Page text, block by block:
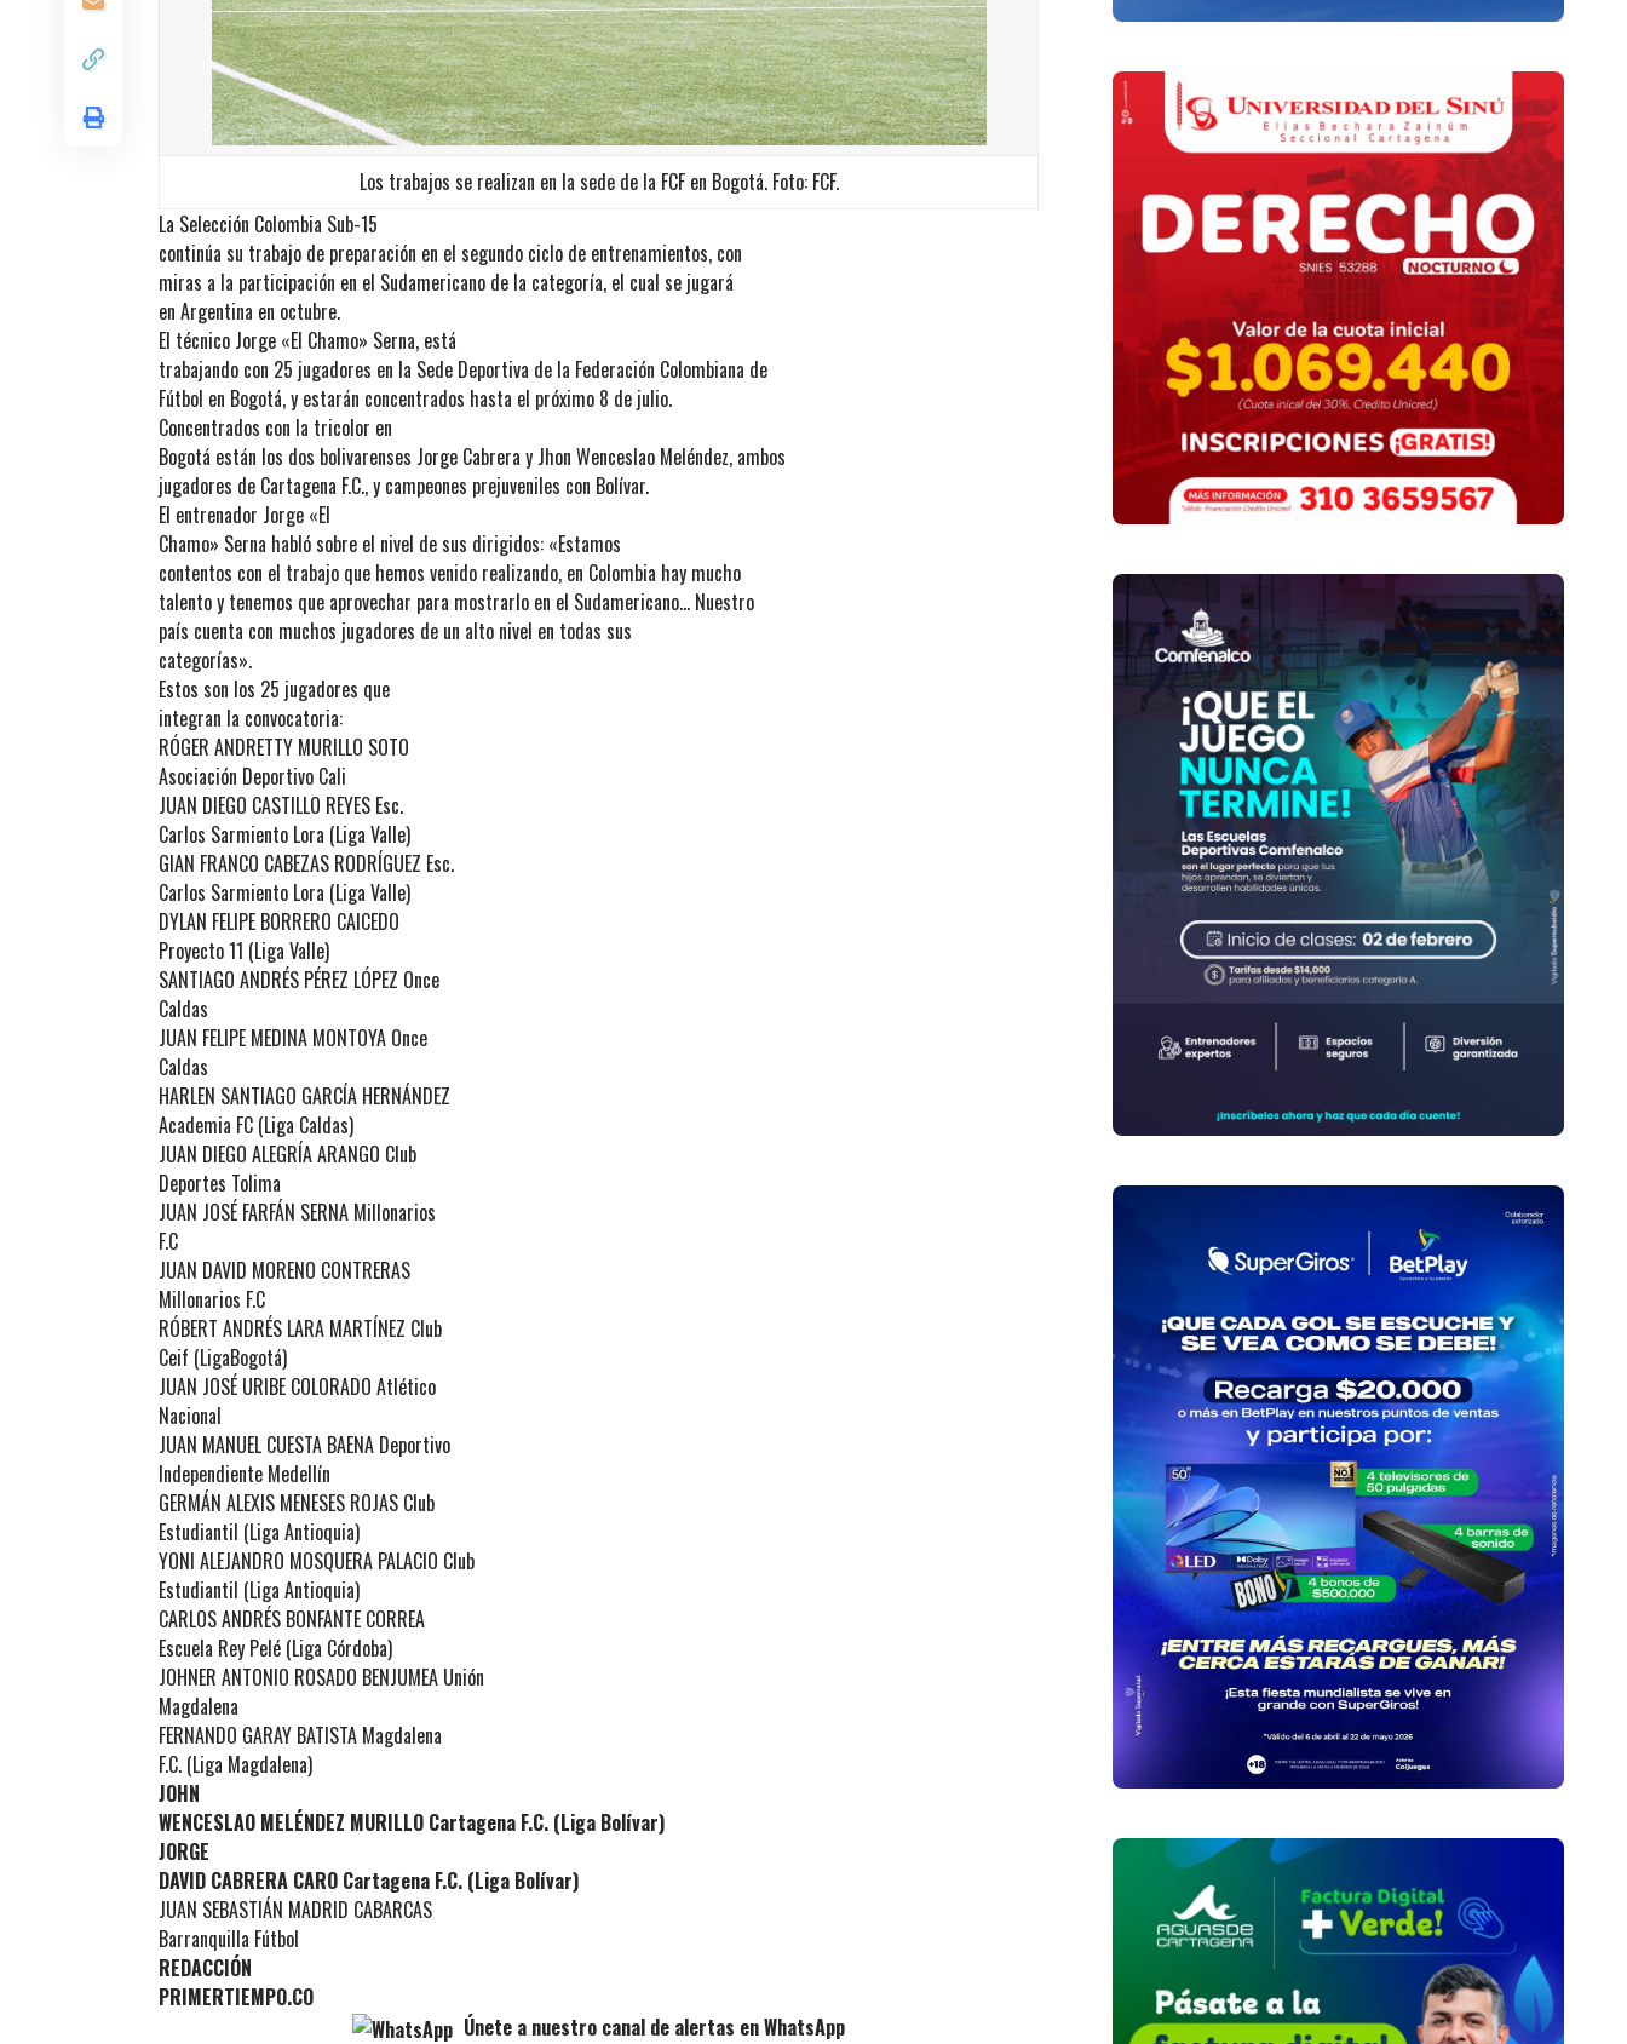
Los trabajos se realizan en la sede de la FCF en Bogotá. Foto: FCF.
La Selección Colombia Sub-15
continúa su trabajo de preparación en el segundo ciclo de entrenamientos, con
miras a la participación en el Sudamericano de la categoría, el cual se jugará
en Argentina en octubre.
El técnico Jorge «El Chamo» Serna, está
trabajando con 25 jugadores en la Sede Deportiva de la Federación Colombiana de
Fútbol en Bogotá, y estarán concentrados hasta el próximo 8 de julio.
Concentrados con la tricolor en
Bogotá están los dos bolivarenses Jorge Cabrera y Jhon Wenceslao Meléndez, ambos
jugadores de Cartagena F.C., y campeones prejuveniles con Bolívar.
El entrenador Jorge «El
Chamo» Serna habló sobre el nivel de sus dirigidos: «Estamos
contentos con el trabajo que hemos venido realizando, en Colombia hay mucho
talento y tenemos que aprovechar para mostrarlo en el Sudamericano… Nuestro
país cuenta con muchos jugadores de un alto nivel en todas sus
categorías».
Estos son los 25 jugadores que
integran la convocatoria:
RÓGER ANDRETTY MURILLO SOTO
Asociación Deportivo Cali
JUAN DIEGO CASTILLO REYES Esc.
Carlos Sarmiento Lora (Liga Valle)
GIAN FRANCO CABEZAS RODRÍGUEZ Esc.
Carlos Sarmiento Lora (Liga Valle)
DYLAN FELIPE BORRERO CAICEDO
Proyecto 11 (Liga Valle)
SANTIAGO ANDRÉS PÉREZ LÓPEZ Once
Caldas
JUAN FELIPE MEDINA MONTOYA Once
Caldas
HARLEN SANTIAGO GARCÍA HERNÁNDEZ
Academia FC (Liga Caldas)
JUAN DIEGO ALEGRÍA ARANGO Club
Deportes Tolima
JUAN JOSÉ FARFÁN SERNA Millonarios
F.C
JUAN DAVID MORENO CONTRERAS
Millonarios F.C
RÓBERT ANDRÉS LARA MARTÍNEZ Club
Ceif (LigaBogotá)
JUAN JOSÉ URIBE COLORADO Atlético
Nacional
JUAN MANUEL CUESTA BAENA Deportivo
Independiente Medellín
GERMÁN ALEXIS MENESES ROJAS Club
Estudiantil (Liga Antioquia)
YONI ALEJANDRO MOSQUERA PALACIO Club
Estudiantil (Liga Antioquia)
CARLOS ANDRÉS BONFANTE CORREA
Escuela Rey Pelé (Liga Córdoba)
JOHNER ANTONIO ROSADO BENJUMEA Unión
Magdalena
FERNANDO GARAY BATISTA Magdalena
F.C. (Liga Magdalena)
JOHN
WENCESLAO MELÉNDEZ MURILLO Cartagena F.C. (Liga Bolívar)
JORGE
DAVID CABRERA CARO Cartagena F.C. (Liga Bolívar)
JUAN SEBASTIÁN MADRID CABARCAS
Barranquilla Fútbol
REDACCIÓN
PRIMERTIEMPO.CO
Únete a nuestro canal de alertas en WhatsApp